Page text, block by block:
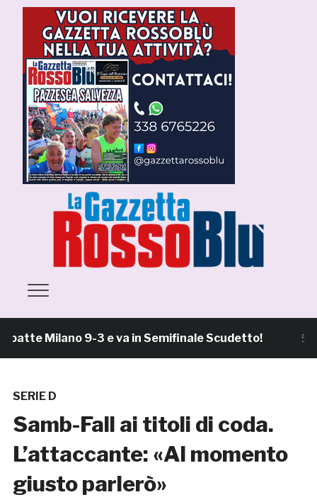
Milano 9-3 e va in Semifinale Scudetto! 5 ore fa
SERIE D
Samb-Fall ai titoli di coda.
L’attaccante: «Al momento
giusto parlerò»